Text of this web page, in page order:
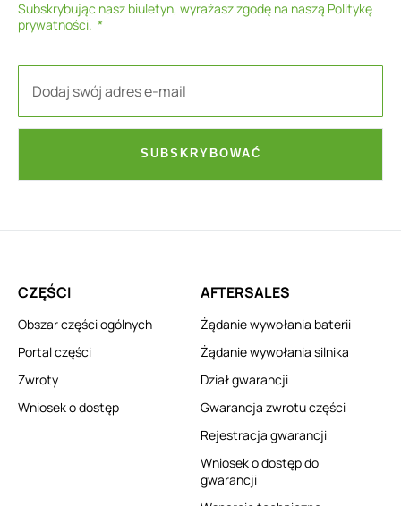
Subskrybując nasz biuletyn, wyrażasz zgodę na naszą Politykę
prywatności.
SUBSKRYBOWAĆ
CZĘŚCI
Obszar części ogólnych
Portal części
Zwroty
Wniosek o dostęp
AFTERSALES
Żądanie wywołania baterii
Żądanie wywołania silnika
Dział gwarancji
Gwarancja zwrotu części
Rejestracja gwarancji
Wniosek o dostęp do
gwarancji